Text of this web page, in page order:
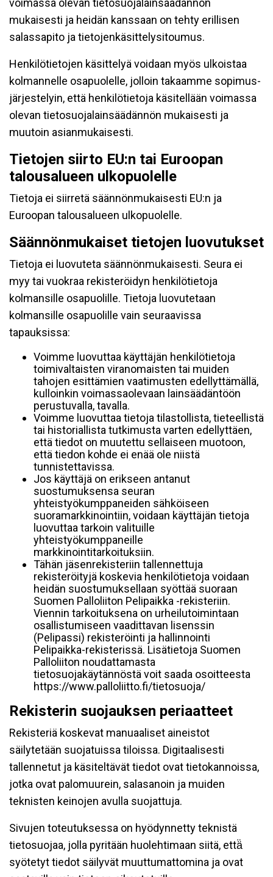
voimassa olevan tietosuojalainsäädännön
mukaisesti ja heidän kanssaan on tehty erillisen
salassapito ja tietojenkäsittelysitoumus.
Henkilötietojen käsittelyä voidaan myös ulkoistaa
kolmannelle osapuolelle, jolloin takaamme sopimus-
järjestelyin, että henkilötietoja käsitellään voimassa
olevan tietosuojalainsäädännön mukaisesti ja
muutoin asianmukaisesti.
Tietojen siirto EU:n tai Euroopan
talousalueen ulkopuolelle
Tietoja ei siirretä säännönmukaisesti EU:n ja
Euroopan talousalueen ulkopuolelle.
Säännönmukaiset tietojen luovutukset
Tietoja ei luovuteta säännönmukaisesti. Seura ei
myy tai vuokraa rekisteröidyn henkilötietoja
kolmansille osapuolille. Tietoja luovutetaan
kolmansille osapuolille vain seuraavissa
tapauksissa:
Voimme luovuttaa käyttäjän henkilötietoja
toimivaltaisten viranomaisten tai muiden
tahojen esittämien vaatimusten edellyttämällä,
kulloinkin voimassaolevaan lainsäädäntöön
perustuvalla, tavalla.
Voimme luovuttaa tietoja tilastollista, tieteellistä
tai historiallista tutkimusta varten edellyttäen,
että tiedot on muutettu sellaiseen muotoon,
että tiedon kohde ei enää ole niistä
tunnistettavissa.
Jos käyttäjä on erikseen antanut
suostumuksensa seuran
yhteistyökumppaneiden sähköiseen
suoramarkkinointiin, voidaan käyttäjän tietoja
luovuttaa tarkoin valituille
yhteistyökumppaneille
markkinointitarkoituksiin.
Tähän jäsenrekisteriin tallennettuja
rekisteröityjä koskevia henkilötietoja voidaan
heidän suostumuksellaan syöttää suoraan
Suomen Palloliiton Pelipaikka -rekisteriin.
Viennin tarkoituksena on urheilutoimintaan
osallistumiseen vaadittavan lisenssin
(Pelipassi) rekisteröinti ja hallinnointi
Pelipaikka-rekisterissä. Lisätietoja Suomen
Palloliiton noudattamasta
tietosuojakäytännöstä voit saada osoitteesta
https://www.palloliitto.fi/tietosuoja/
Rekisterin suojauksen periaatteet
Rekisteriä koskevat manuaaliset aineistot
säilytetään suojatuissa tiloissa. Digitaalisesti
tallennetut ja käsiteltävät tiedot ovat tietokannoissa,
jotka ovat palomuurein, salasanoin ja muiden
teknisten keinojen avulla suojattuja.
Sivujen toteutuksessa on hyödynnetty teknistä
tietosuojaa, jolla pyritään huolehtimaan siitä, että̈
syötetyt tiedot säilyvät muuttumattomina ja ovat